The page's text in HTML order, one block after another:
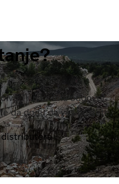
Trucks ima odgovor.
da dođu da vas posjete.